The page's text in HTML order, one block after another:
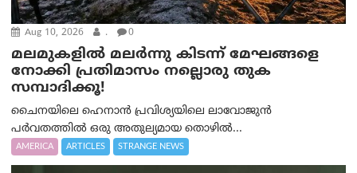
Aug 10, 2026 . 0
മലമുകളില്‍ മലര്‍ന്നു കിടന്ന് മേഘങ്ങളെ
നോക്കി പ്രതിമാസം നല്ലൊരു തുക
സമ്പാദിക്കൂ!
ചൈനയിലെ ഹെനാൻ പ്രവിശ്യയിലെ ലാവോജുൻ
പർവതത്തിൽ ഒരു അതുല്യമായ തൊഴിൽ...
AMERICA ARTICLES STRANGE NEWS